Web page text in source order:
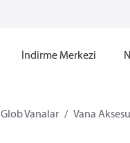
İndirme Merkezi
Glob Vanalar Vana